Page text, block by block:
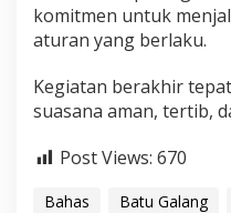
komitmen untuk
aturan yang berlaku.
Kegiatan berakhir
suasana aman, tertib,
Post Views: 670
Bahas Batu Galang